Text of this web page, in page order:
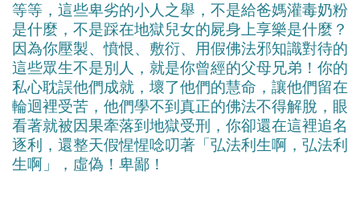
等等，這些卑劣的小人之舉，不是給爸媽灌毒奶粉
是什麼，不是踩在地獄兒女的屍身上享樂是什麼？
因為你壓製、憤恨、敷衍、用假佛法邪知識對待的
這些眾生不是別人，就是你曾經的父母兄弟！你的
私心耽誤他們成就，壞了他們的慧命，讓他們留在
輪迴裡受苦，他們學不到真正的佛法不得解脫，眼
看著就被因果牽落到地獄受刑，你卻還在這裡追名
逐利，還整天假惺惺唸叨著「弘法利生啊，弘法利
生啊」，虛偽！卑鄙！